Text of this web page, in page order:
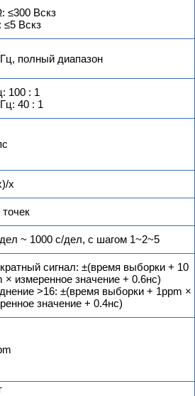
≤300 Вскз
≤5 Вскз
полный диапазон
100 : 1
40 : 1
x
~ 1000 с/дел, с шагом 1~2~5
сигнал: ±(время выборки + 10
× измеренное значение + 0.6нс)
>16: ±(время выборки + 1ppm ×
значение + 0.4нс)